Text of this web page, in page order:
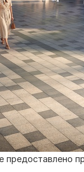
предоставлено